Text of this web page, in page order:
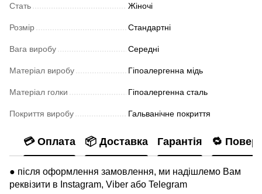
Стать Жіночі
Розмір Стандартні
Вага виробу Середні
Матеріал виробу Гіпоалергенна мідь
Матеріал голки Гіпоалергенна сталь
Покриття виробу Гальванічне покриття
💳 Оплата 📦 Доставка Гарантія 🔁
● після оформлення замовлення, ми надішлемо Вам
реквізити в Instagram, Viber або Telegram